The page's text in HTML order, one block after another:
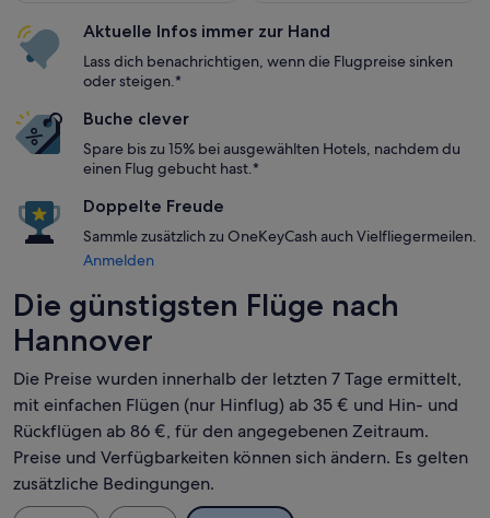
Aktuelle Infos immer zur Hand
Lass dich benachrichtigen, wenn die Flugpreise sinken
oder steigen.*
Buche clever
Spare bis zu 15% bei ausgewählten Hotels, nachdem du
einen Flug gebucht hast.*
Doppelte Freude
Sammle zusätzlich zu OneKeyCash auch Vielfliegermeilen.
Anmelden
Die günstigsten Flüge nach
Hannover
Die Preise wurden innerhalb der letzten 7 Tage ermittelt,
mit einfachen Flügen (nur Hinflug) ab 35 € und Hin- und
Rückflügen ab 86 €, für den angegebenen Zeitraum.
Preise und Verfügbarkeiten können sich ändern. Es gelten
zusätzliche Bedingungen.